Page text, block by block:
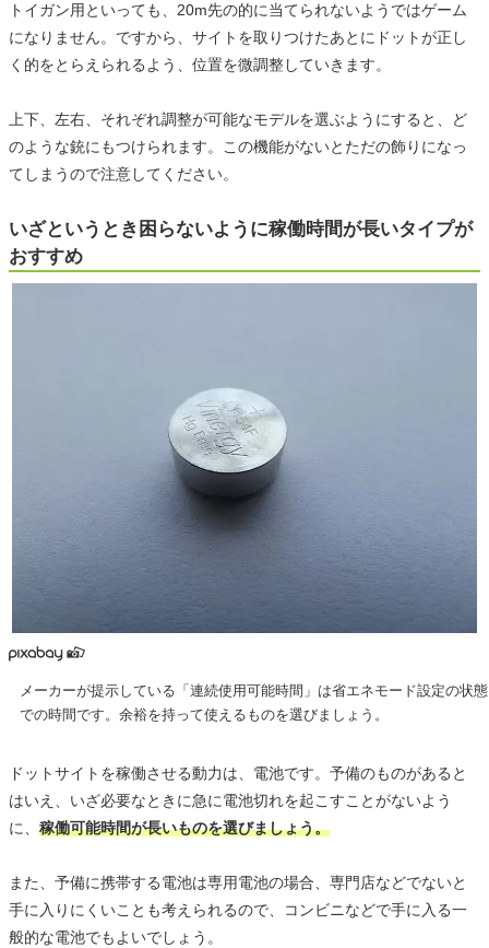
トイガン用といっても、20m先の的に当てられないようではゲーム
になりません。ですから、サイトを取りつけたあとにドットが正し
く的をとらえられるよう、位置を微調整していきます。
上下、左右、それぞれ調整が可能なモデルを選ぶようにすると、ど
のような銃にもつけられます。この機能がないとただの飾りになっ
てしまうので注意してください。
いざというとき困らないように稼働時間が長いタイプが
おすすめ
メーカーが提示している「連続使用可能時間」は省エネモード設定の状態
での時間です。余裕を持って使えるものを選びましょう。
ドットサイトを稼働させる動力は、電池です。予備のものがあると
はいえ、いざ必要なときに急に電池切れを起こすことがないよう
に、 稼働可能時間が長いものを選びましょう。
また、予備に携帯する電池は専用電池の場合、専門店などでないと
手に入りにくいことも考えられるので、コンビニなどで手に入る一
般的な電池でもよいでしょう。